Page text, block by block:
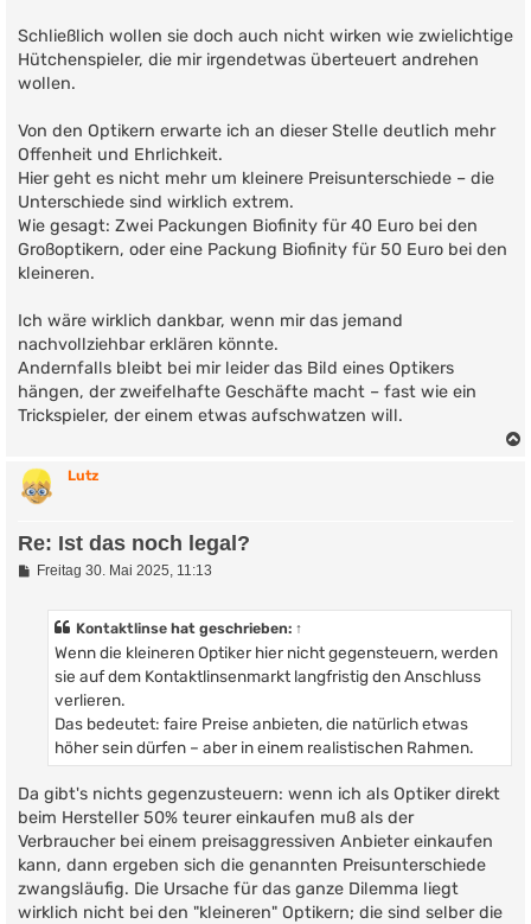
Schließlich wollen sie doch auch nicht wirken wie zwielichtige
Hütchenspieler, die mir irgendetwas überteuert andrehen
wollen.
Von den Optikern erwarte ich an dieser Stelle deutlich mehr
Offenheit und Ehrlichkeit.
Hier geht es nicht mehr um kleinere Preisunterschiede – die
Unterschiede sind wirklich extrem.
Wie gesagt: Zwei Packungen Biofinity für 40 Euro bei den
Großoptikern, oder eine Packung Biofinity für 50 Euro bei den
kleineren.
Ich wäre wirklich dankbar, wenn mir das jemand
nachvollziehbar erklären könnte.
Andernfalls bleibt bei mir leider das Bild eines Optikers
hängen, der zweifelhafte Geschäfte macht – fast wie ein
Trickspieler, der einem etwas aufschwatzen will.
Lutz
Re: Ist das noch legal?
BFreitag 30. Mai 2025, 11:13
Kontaktlinse hat geschrieben: ↑
Wenn die kleineren Optiker hier nicht gegensteuern, werden
sie auf dem Kontaktlinsenmarkt langfristig den Anschluss
verlieren.
Das bedeutet: faire Preise anbieten, die natürlich etwas
höher sein dürfen – aber in einem realistischen Rahmen.
Da gibt's nichts gegenzusteuern: wenn ich als Optiker direkt
beim Hersteller 50% teurer einkaufen muß als der
Verbraucher bei einem preisaggressiven Anbieter einkaufen
kann, dann ergeben sich die genannten Preisunterschiede
zwangsläufig. Die Ursache für das ganze Dilemma liegt
wirklich nicht bei den "kleineren" Optikern; die sind selber die